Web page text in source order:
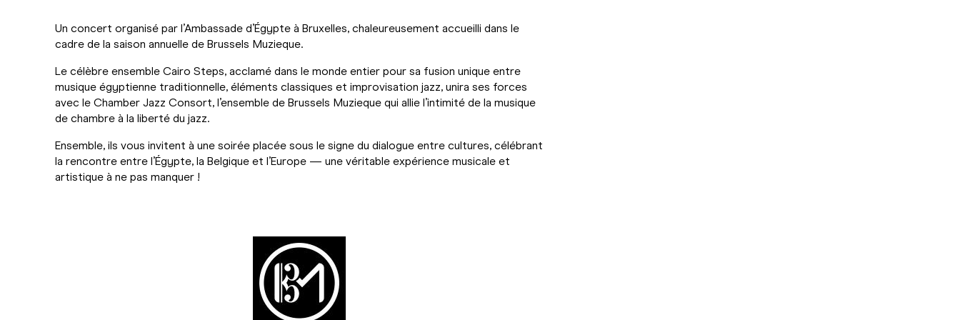
Un concert organisé par l’Ambassade d’Égypte à Bruxelles, chaleureusement accueilli dans le
cadre de la saison annuelle de Brussels Muzieque.
Le célèbre ensemble Cairo Steps, acclamé dans le monde entier pour sa fusion unique entre
musique égyptienne traditionnelle, éléments classiques et improvisation jazz, unira ses forces
avec le Chamber Jazz Consort, l’ensemble de Brussels Muzieque qui allie l’intimité de la musique
de chambre à la liberté du jazz.
Ensemble, ils vous invitent à une soirée placée sous le signe du dialogue entre cultures, célébrant
la rencontre entre l’Égypte, la Belgique et l’Europe — une véritable expérience musicale et
artistique à ne pas manquer !